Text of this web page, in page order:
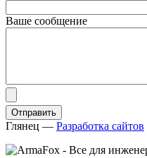
Ваше сообщение
Глянец — Разработка сайтов